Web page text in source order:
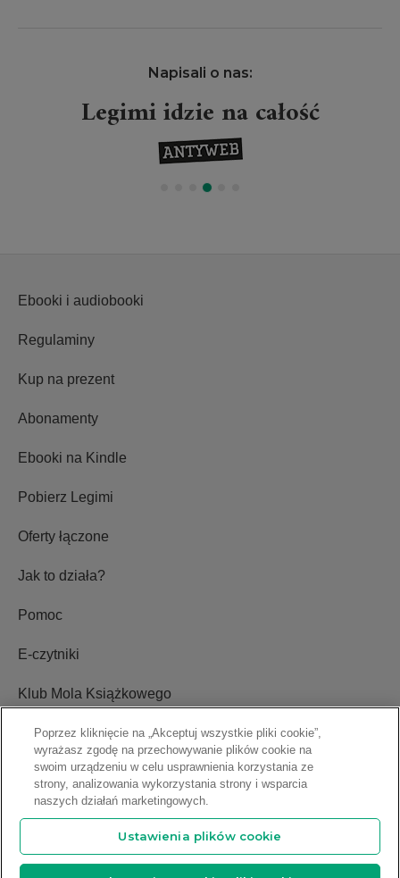
Napisali o nas:
całość Projekt Legimi
Ebooki i audiobooki
Regulaminy
Kup na prezent
Abonamenty
Ebooki na Kindle
Pobierz Legimi
Oferty łączone
Jak to działa?
Pomoc
E-czytniki
Klub Mola Książkowego
Ustawienia plików cookie
Blog
Relacje inwestorskie
Copyright © 2009-2026 Legimi S.A. Wszelkie prawa zastrzeżone.
Poprzez kliknięcie na „Akceptuj wszystkie pliki cookie”,
wyrażasz zgodę na przechowywanie plików cookie na
swoim urządzeniu w celu usprawnienia korzystania ze
strony, analizowania wykorzystania strony i wsparcia
naszych działań marketingowych.
Ustawienia plików cookie